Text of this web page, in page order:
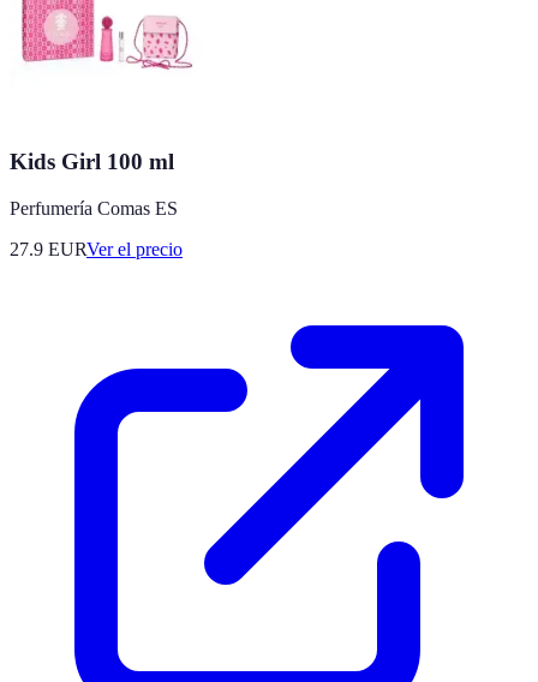
Kids Girl 100 ml
Perfumería Comas ES
27.9 EURVer el precio